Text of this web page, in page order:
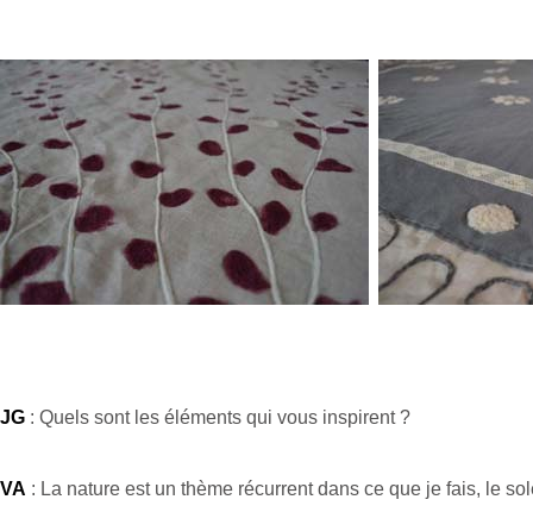
JG : Quels sont les éléments qui vous inspirent ?
VA : La nature est un thème récurrent dans ce que je fais, le